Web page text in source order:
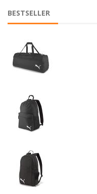
BESTSELLER